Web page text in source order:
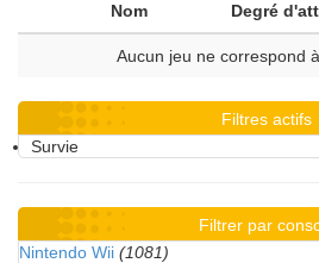
Nom Degré
Aucun jeu ne correspond
Filtres actifs
Survie
Filtrer par
Nintendo Wii (1081)